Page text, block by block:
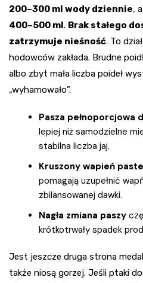
200–300 ml wody dziennie,
400–500 ml . Brak stałego
zatrzymuje nieśność. To
hodowców zakłada. Brudne
albo zbyt mała liczba poideł
„wyhamowało”.
Pasza pełnoporcjowa
lepiej niż samodzielne
stabilna liczba jaj.
Kruszony wapień
pomagają uzupełnić
zbilansowanej dawki.
Nagła zmiana paszy
krótkotrwały spadek
Jest jeszcze druga strona
także niosą gorzej. Jeśli ptaki